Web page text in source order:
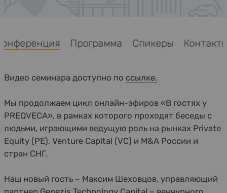
Конференция Программа Спикеры
Видео семинара доступно по ссылке.
Мы продолжаем цикл онлайн-эфиров «В гостях у
PREQVECA», в рамках которого проходят беседы c
людьми, играющими ведущую роль на рынках Private
Equity (PE), Venture Capital (VC) и M&A России и
стран СНГ.
Наш новый гость – Максим Шеховцов, управляющий